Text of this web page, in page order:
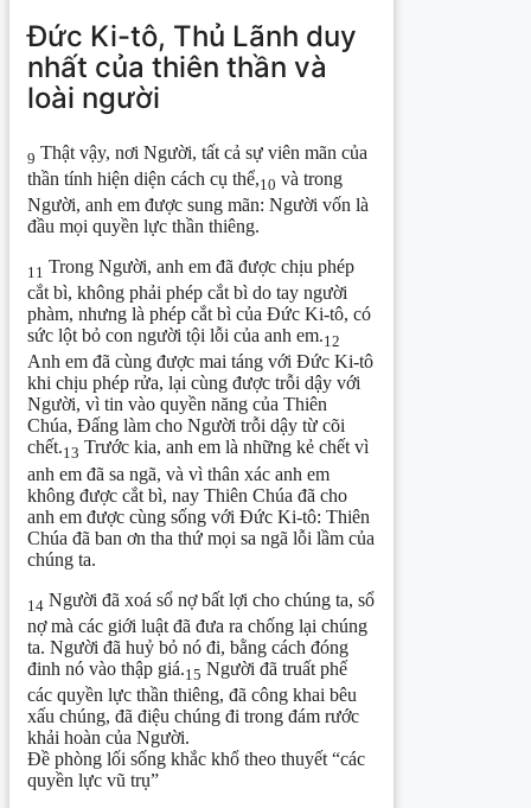
Đức Ki-tô, Thủ Lãnh duy
nhất của thiên thần và
loài người
9 Thật vậy, nơi Người, tất cả sự viên mãn của
thần tính hiện diện cách cụ thể,10 và trong
Người, anh em được sung mãn: Người vốn là
đầu mọi quyền lực thần thiêng.
11 Trong Người, anh em đã được chịu phép
cắt bì, không phải phép cắt bì do tay người
phàm, nhưng là phép cắt bì của Đức Ki-tô, có
sức lột bỏ con người tội lỗi của anh em.12
Anh em đã cùng được mai táng với Đức Ki-tô
khi chịu phép rửa, lại cùng được trỗi dậy với
Người, vì tin vào quyền năng của Thiên
Chúa, Đấng làm cho Người trỗi dậy từ cõi
chết.13 Trước kia, anh em là những kẻ chết vì
anh em đã sa ngã, và vì thân xác anh em
không được cắt bì, nay Thiên Chúa đã cho
anh em được cùng sống với Đức Ki-tô: Thiên
Chúa đã ban ơn tha thứ mọi sa ngã lỗi lầm của
chúng ta.
14 Người đã xoá sổ nợ bất lợi cho chúng ta, sổ
nợ mà các giới luật đã đưa ra chống lại chúng
ta. Người đã huỷ bỏ nó đi, bằng cách đóng
đinh nó vào thập giá.15 Người đã truất phế
các quyền lực thần thiêng, đã công khai bêu
xấu chúng, đã điệu chúng đi trong đám rước
khải hoàn của Người.
Đề phòng lối sống khắc khổ theo thuyết “các
quyền lực vũ trụ”